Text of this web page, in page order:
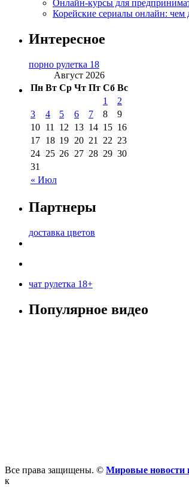
Онлайн-курсы для
Корейские сериалы онлайн: чем
Интересное
порно рулетка 18
Август 2026
Пн Вт Ср Чт Пт Сб Вс
« Июл
1
2
3
4 5 6 7 8
9
10 11 12 13 14 15 16
17 18 19 20 21 22 23
24 25 26 27 28 29 30
31
Партнеры
доставка цветов
чат рулетка 18+
Популярное видео
Все права защищены. © Мировые новости
к